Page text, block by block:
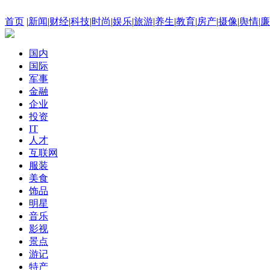
首页 |新闻|财经|科技|时尚|娱乐|旅游|养生|教育|房产|摄像|舆情|
国内
国际
军事
金融
企业
投资
IT
人才
互联网
服装
美食
饰品
明星
音乐
影视
景点
游记
特产